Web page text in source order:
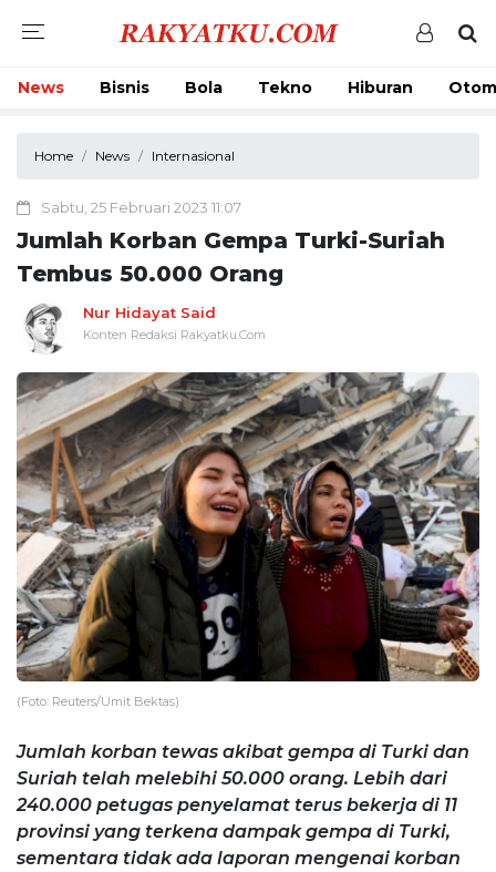
News Bisnis Bola Tekno Hiburan
Home News Internasional
Sabtu, 25 Februari 2023 11:07
Jumlah Korban Gempa Turki-Suriah
Tembus 50.000 Orang
Nur Hidayat Said
Konten Redaksi Rakyatku.Com
(Foto: Reuters/Umit Bektas)
Jumlah korban tewas akibat gempa di Turki dan
Suriah telah melebihi 50.000 orang. Lebih dari
240.000 petugas penyelamat terus bekerja di 11
provinsi yang terkena dampak gempa di Turki,
sementara tidak ada laporan mengenai korban